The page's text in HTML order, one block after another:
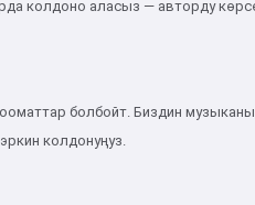
колдоно аласыз — авторду
болбойт. Биздин
колдонуңуз.